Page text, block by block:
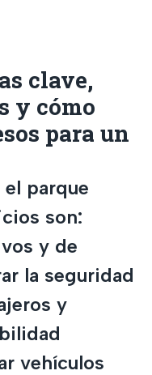
clave,
y cómo
para un
parque
son:
y de
la seguridad
y
vehículos